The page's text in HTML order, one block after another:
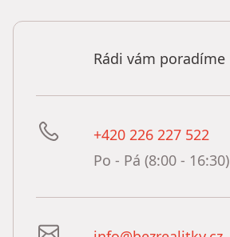
Rádi vám poradíme
+420 226 227 522
Po - Pá (8:00 - 16:30)